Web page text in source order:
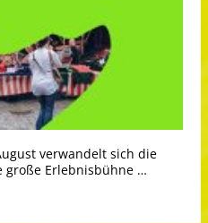
verwandelt sich die
große Erlebnisbühne …